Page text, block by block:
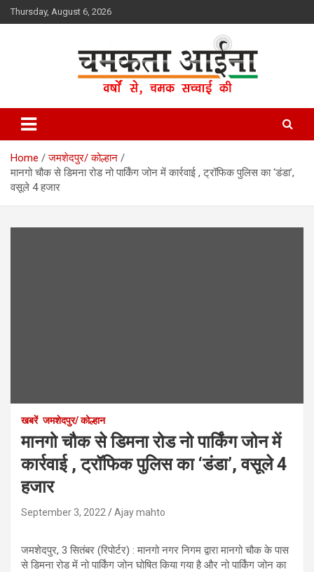
Skip
to
Thursday, August 6, 2026
Chamakta Aina
Home
जमशेदपुर/ कोल्हान
मानगो चौक से डिमना रोड नो पार्किंग जोन में कार्रवाई , ट्रॉफिक पुलिस का ‘डंडा’,
वसूले 4 हजार
खबरें जमशेदपुर/ कोल्हान
मानगो चौक से डिमना रोड नो पार्किंग जोन में
कार्रवाई , ट्रॉफिक पुलिस का ‘डंडा’, वसूले 4
हजार
September 3, 2022 Ajay mahto
जमशेदपुर, 3 सितंबर (रिपोर्टर) : मानगो नगर निगम द्वारा मानगो चौक के पास
से डिमना रोड में नो पार्किंग जोन घोषित किया गया है और नो पार्किंग जोन का